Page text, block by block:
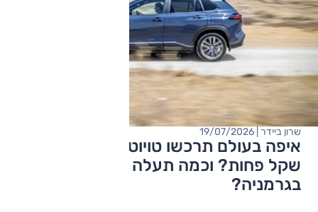
שקל פחות? וכמה תעלה לכם פיקנטו
בגרמניה?
שרון ביידר | 19/07/2026